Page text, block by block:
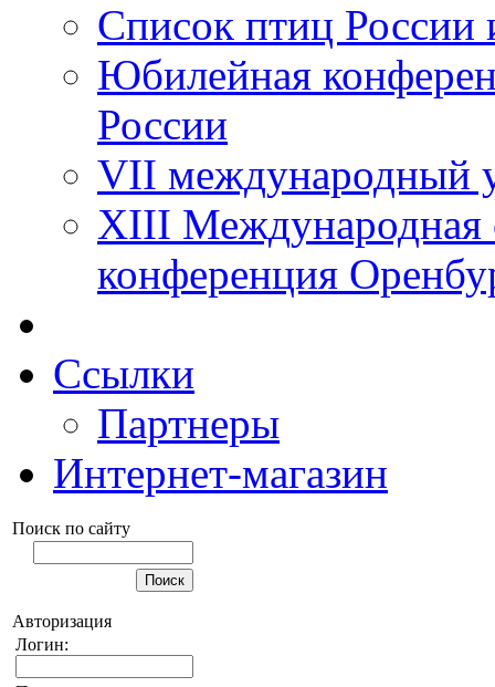
Список птиц России
Юбилейная
России
VII международный
XIII Международная
конференция
Ссылки
Партнеры
Интернет-магазин
Поиск по сайту
Авторизация
Логин: